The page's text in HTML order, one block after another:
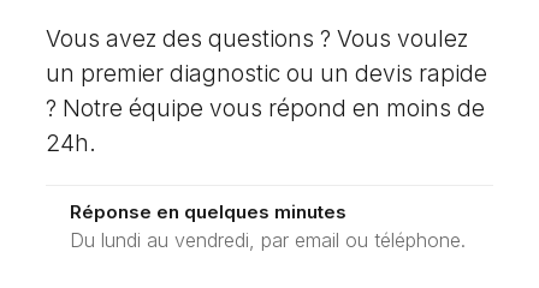
Vous avez des questions ? Vous voulez
un premier diagnostic ou un devis rapide
? Notre équipe vous répond en moins de
24h.
Réponse en quelques minutes
Du lundi au vendredi, par email ou téléphone.